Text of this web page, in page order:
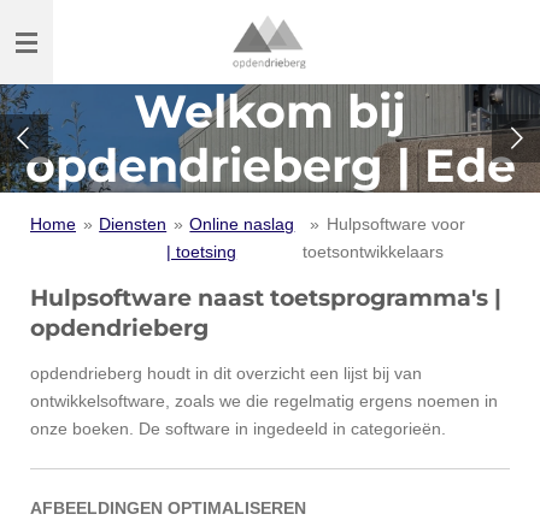
direct
de
hoofdinhoud
Welkom bij
opdendrieberg | Ede
Home » Diensten » Online naslag
| toetsing
» Hulpsoftware voor
toetsontwikkelaars
Hulpsoftware naast toetsprogramma's |
opdendrieberg
opdendrieberg houdt in dit overzicht een lijst bij van
ontwikkelsoftware, zoals we die regelmatig ergens noemen in
onze boeken. De software in ingedeeld in categorieën.
AFBEELDINGEN OPTIMALISEREN